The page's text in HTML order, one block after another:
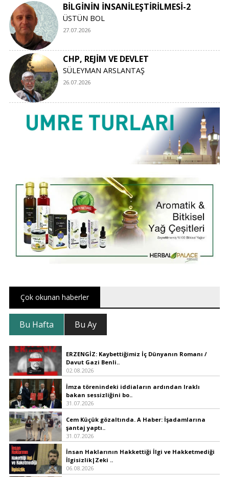
BİLGİNİN İNSANİLEŞTİRİLMESİ-2
ÜSTÜN BOL
27.07.2026
CHP, REJİM VE DEVLET
SÜLEYMAN ARSLANTAŞ
26.07.2026
Çok okunan haberler
Bu Hafta Bu Ay
ERZENGİZ: Kaybettiğimiz İç Dünyanın Romanı /
Davut Gazi Benli..
02.08.2026
İmza törenindeki iddiaların ardından Iraklı
bakan sessizliğini bo..
31.07.2026
Cem Küçük gözaltında. A Haber: İşadamlarına
şantaj yaptı..
31.07.2026
İnsan Haklarının Hakkettiği İlgi ve Hakketmediği
İlgisizlik|Zeki ..
06.08.2026